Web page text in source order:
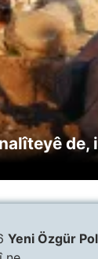
de,
Yeni Özgür